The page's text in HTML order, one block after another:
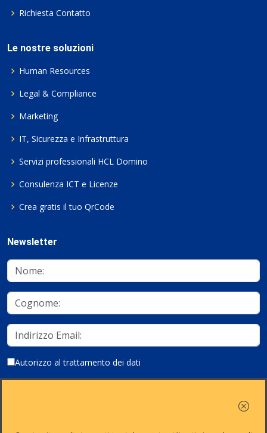
Richiesta Contatto
Le nostre soluzioni
Human Resources
Legal & Compliance
Marketing
IT, Sicurezza e Infrastruttura
Servizi professionali HCL Domino
Consulenza ICT e Licenze
Crea gratis il tuo QrCode
Newsletter
Autorizzo al trattamento dei dati